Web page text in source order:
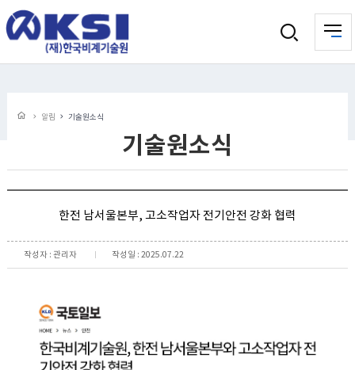
기술원소식
알림 기술원소식
한전 남서울본부, 고소작업자 전기안전 강화 협력
작성자 : 관리자 작성일 : 2025.07.22